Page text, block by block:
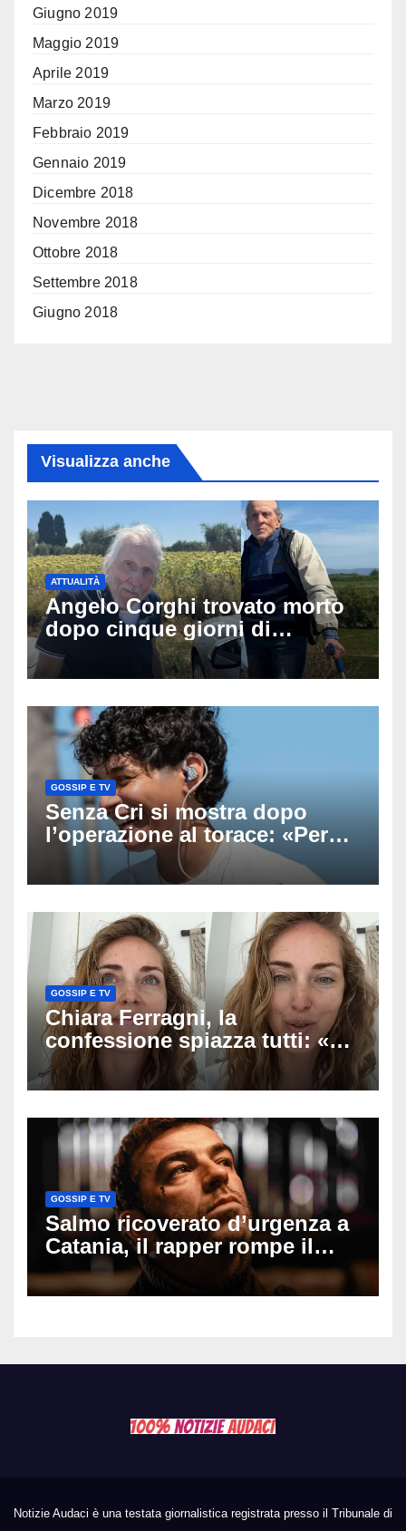
Giugno 2019
Maggio 2019
Aprile 2019
Marzo 2019
Febbraio 2019
Gennaio 2019
Dicembre 2018
Novembre 2018
Ottobre 2018
Settembre 2018
Giugno 2018
Visualizza anche
ATTUALITÀ
Angelo Corghi trovato morto
dopo cinque giorni di
ricerche: il giallo dell’80enne
scomparso dopo essere
GOSSIP E TV
Senza Cri si mostra dopo
l’operazione al torace: «Per
anni mi sentivo in trappola», il
racconto sul difficile percorso
GOSSIP E TV
Chiara Ferragni, la
confessione spiazza tutti: «Un
mio ex voleva che mi rifacessi
il seno». Poi svela i ritocchi di
GOSSIP E TV
Salmo ricoverato d’urgenza a
Catania, il rapper rompe il
silenzio dopo la notte in
ospedale: come sta e cosa
Notizie Audaci è una testata giornalistica registrata presso il Tribunale di